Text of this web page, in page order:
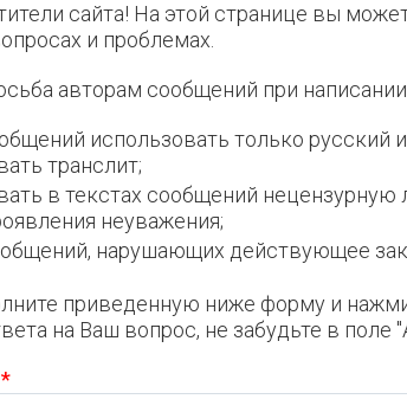
сайта! На этой странице вы
и проблемах.
авторам сообщений при
использовать только русский
транслит;
в текстах сообщений
неуважения;
наpyшающих действyющее
приведенную ниже форму и
на Ваш вопрос, не забудьте в поле
*